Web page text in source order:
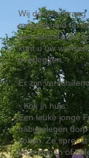
Wij denken
mogelijkheid tot
een aantal koks
kunt u uw
overleggen.
Er zijn
- Kok ín huis:
Een leuke jonge
nabijgelegen
koken. Ze
paar dagen of